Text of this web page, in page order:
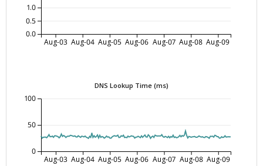
Aug-03 Aug-04 Aug-05 Aug-06 Aug-07 Aug-08 Aug-09
0.0
0.5
1.0
DNS Lookup Time (ms)
Aug-03 Aug-04 Aug-05 Aug-06 Aug-07 Aug-08 Aug-09
0
50
100